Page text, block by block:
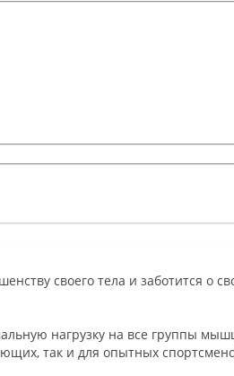
своего тела и заботится о
нагрузку на все группы
так и для опытных